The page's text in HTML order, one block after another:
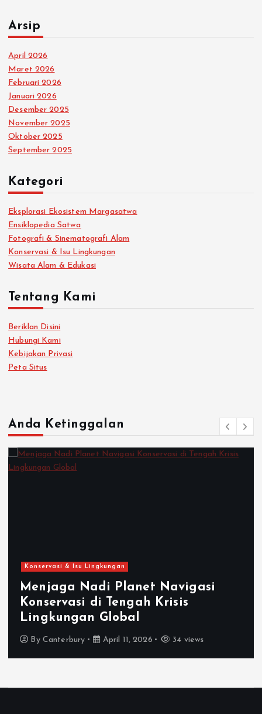
Arsip
April 2026
Maret 2026
Februari 2026
Januari 2026
Desember 2025
November 2025
Oktober 2025
September 2025
Kategori
Eksplorasi Ekosistem Margasatwa
Ensiklopedia Satwa
Fotografi & Sinematografi Alam
Konservasi & Isu Lingkungan
Wisata Alam & Edukasi
Tentang Kami
Beriklan Disini
Hubungi Kami
Kebijakan Privasi
Peta Situs
Anda Ketinggalan
Konservasi & Isu Lingkungan
Menjaga Nadi Planet Navigasi
Konservasi di Tengah Krisis
Lingkungan Global
By Canterbury April 11, 2026 34 views